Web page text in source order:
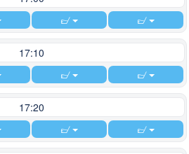
17:10
17:20